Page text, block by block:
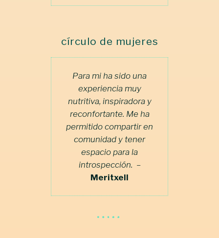
círculo de mujeres
Para mi ha sido una
experiencia muy
nutritiva, inspiradora y
reconfortante. Me ha
permitido compartir en
comunidad y tener
espacio para la
introspección. –
Meritxell